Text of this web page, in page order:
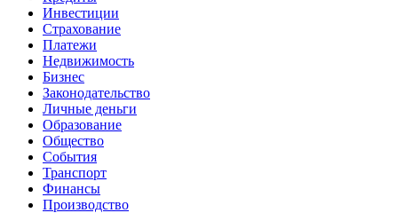
Инвестиции
Страхование
Платежи
Недвижимость
Бизнес
Законодательство
Личные деньги
Образование
Общество
События
Транспорт
Финансы
Производство